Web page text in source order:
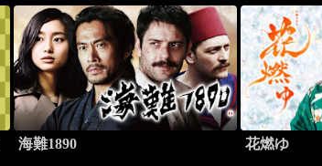
海難1890 花燃ゆ